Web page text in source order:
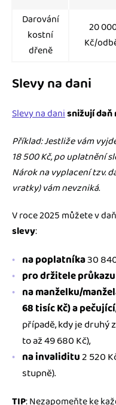
Darování
kostní
dřeně
20
Kč/
Slevy na dani
Slevy na danisnižují daň
Příklad: Jestliže vám
18 500 Kč, po uplatnění
Nárok na vyplacení tzv.
vratky) vám nevzniká.
V roce 2025 můžete v
slevy:
na poplatníka30
pro držitele průkazu
na manželku/
68 tisíc Kč) a
případě, kdy je druhý
to až 49 680 Kč),
na invaliditu2 520
stupně).
TIP: Nezapomeňte ke